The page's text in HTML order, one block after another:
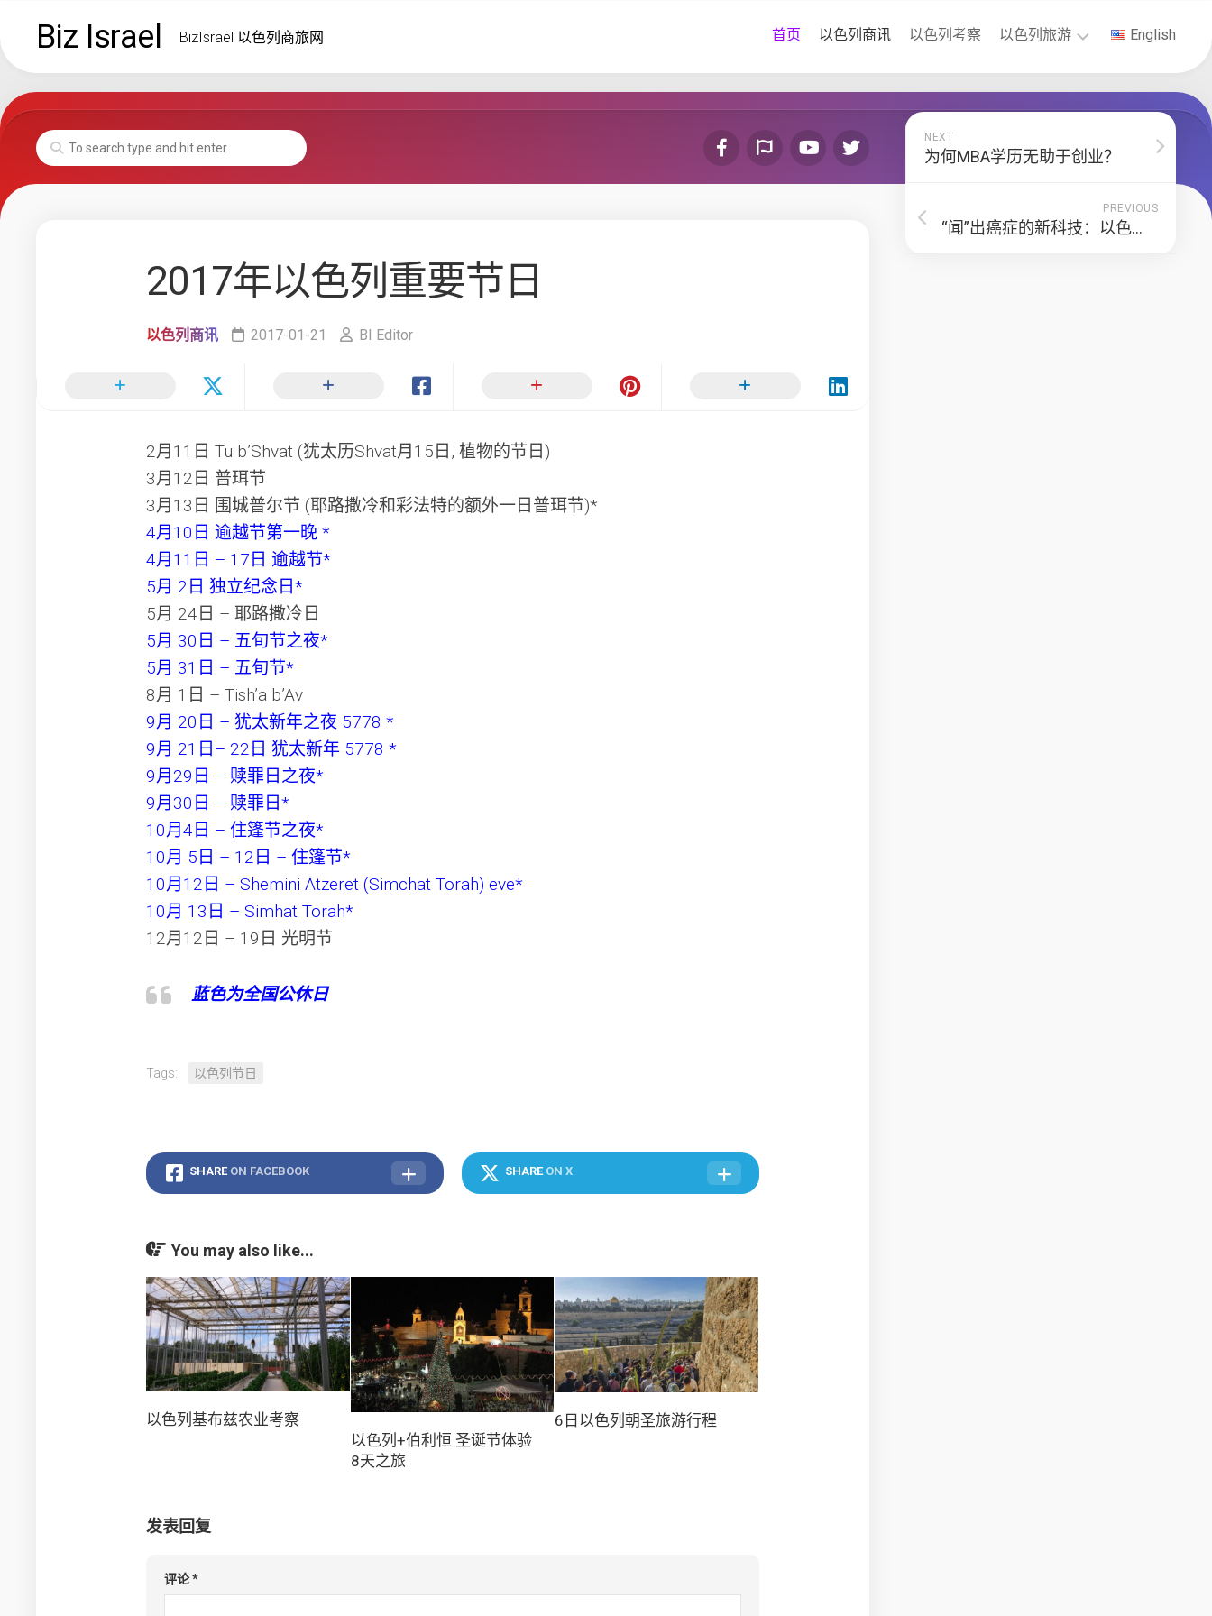
contentBiz Israel BizIsrael 以色列商旅网 首页 以色列商讯 以色列考察 以色列旅游
以
色
签
证
English
2017年以色列重要节日
以色列商讯 2017-01-21 BI Editor
2月11日 Tu b’Shvat (犹太历Shvat月15日, 植物的节日)
3月12日 普珥节
3月13日 围城普尔节 (耶路撒冷和彩法特的额外一日普珥节)*
4月10日 逾越节第一晚 *
4月11日 – 17日 逾越节*
5月 2日 独立纪念日*
5月 24日 – 耶路撒冷日
5月 30日 – 五旬节之夜*
5月 31日 – 五旬节*
8月 1日 – Tish’a b’Av
9月 20日 – 犹太新年之夜 5778 *
9月 21日– 22日 犹太新年 5778 *
9月29日 – 赎罪日之夜*
9月30日 – 赎罪日*
10月4日 – 住篷节之夜*
10月 5日 – 12日 – 住篷节*
10月12日 – Shemini Atzeret (Simchat Torah) eve*
10月 13日 – Simhat Torah*
12月12日 – 19日 光明节
蓝色为全国公休日
Tags: 以色列节日
SHARE ON FACEBOOK SHARE ON X
You may also like...
以色列基布兹农业考察
以色列+伯利恒 圣诞节体验
8天之旅
6日以色列朝圣旅游行程
发表回复
评论*
NEXT
为何MBA学历无助于创业？
PREVIOUS
“闻”出癌症的新科技：以色列新发现